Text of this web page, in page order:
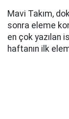
Mavi Takım,
sonra eleme
en çok yazılan
haftanın ilk